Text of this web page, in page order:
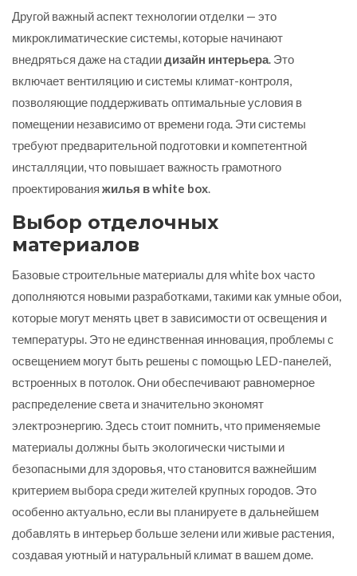
Другой важный аспект технологии отделки — это
микроклиматические системы, которые начинают
внедряться даже на стадиидизайн интерьера. Это
включает вентиляцию и системы климат-контроля,
позволяющие поддерживать оптимальные условия в
помещении независимо от времени года. Эти системы
требуют предварительной подготовки и компетентной
инсталляции, что повышает важность грамотного
проектирования жилья в white box.
Выбор отделочных
материалов
Базовые строительные материалы для white box часто
дополняются новыми разработками, такими как умные обои,
которые могут менять цвет в зависимости от освещения и
температуры. Это не единственная инновация, проблемы с
освещением могут быть решены с помощью LED-панелей,
встроенных в потолок. Они обеспечивают равномерное
распределение света и значительно экономят
электроэнергию. Здесь стоит помнить, что применяемые
материалы должны быть экологически чистыми и
безопасными для здоровья, что становится важнейшим
критерием выбора среди жителей крупных городов. Это
особенно актуально, если вы планируете в дальнейшем
добавлять в интерьер больше зелени или живые растения,
создавая уютный и натуральный климат в вашем доме.